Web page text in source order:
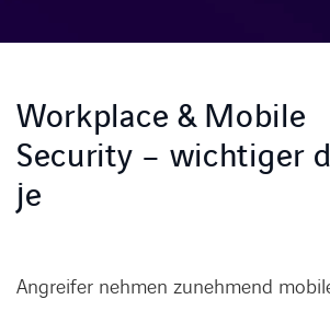
Workplace & Mobile
Security – wichtiger
je
Angreifer nehmen zunehmend